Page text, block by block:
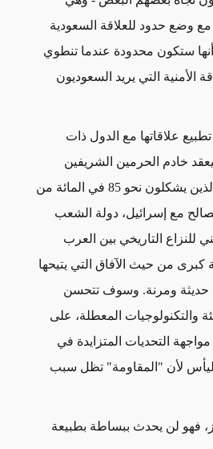
مع وضع حدود للعلاقة السعودية
أنها ستكون محدودة عندما تنطوي
الأمنية التي يريد السعوديون
علاقاتها مع الدول ذات
خادم الحرمين الشريفين
السلام مع إسرائيل، وسيعتبر المسلمون السنّة بشكل خاص، الذين يشكلون نحو 85 في المائة من
مع إسرائيل، دولة الشعب
للنزاع التاريخي بين العرب
كبرى من حيث الآفاق التي يتيحها
ومرنة. وسوف تتحسن
والتكنولوجيات المعطلة، على
التحديات المتزايدة في
لأن "المقاومة" تظل سبب
فهو لن يحدث ببساطة بطبيعة